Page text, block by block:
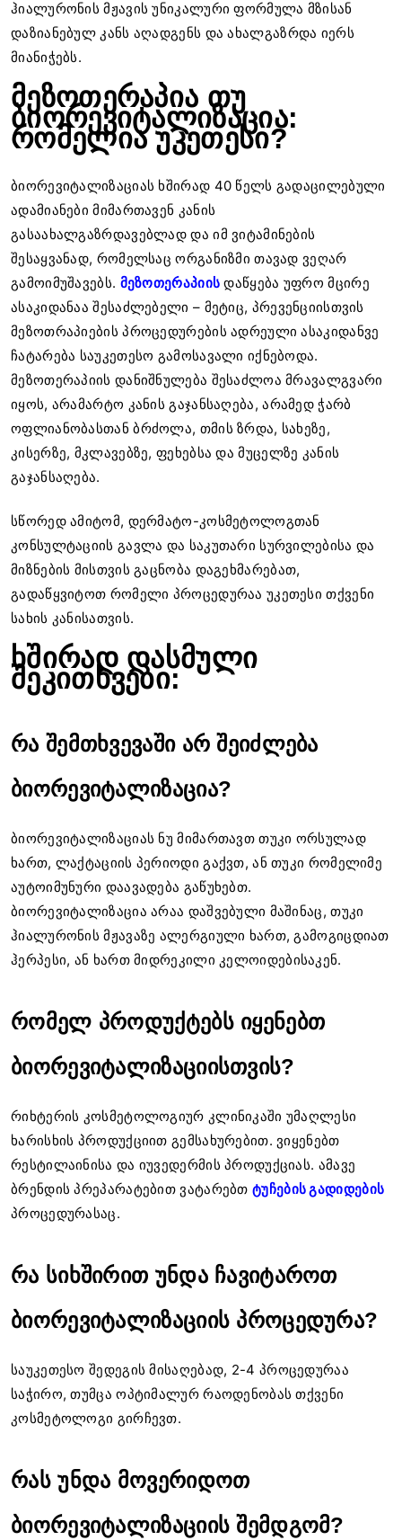
ჰიალურონის მჟავის უნიკალური ფორმულა მზისან
დაზიანებულ კანს აღადგენს და ახალგაზრდა იერს
მიანიჭებს.
მეზოთერაპია თუ
ბიორევიტალიზაცია:
რომელია უკეთესი?
ბიორევიტალიზაციას ხშირად 40 წელს გადაცილებული
ადამიანები მიმართავენ კანის
გასაახალგაზრდავებლად და იმ ვიტამინების
შესაყვანად, რომელსაც ორგანიზმი თავად ვეღარ
გამოიმუშავებს. მეზოთერაპიის დაწყება უფრო მცირე
ასაკიდანაა შესაძლებელი – მეტიც, პრევენციისთვის
მეზოთრაპიების პროცედურების ადრეული ასაკიდანვე
ჩატარება საუკეთესო გამოსავალი იქნებოდა.
მეზოთერაპიის დანიშნულება შესაძლოა მრავალგვარი
იყოს, არამარტო კანის გაჯანსაღება, არამედ ჭარბ
ოფლიანობასთან ბრძოლა, თმის ზრდა, სახეზე,
კისერზე, მკლავებზე, ფეხებსა და მუცელზე კანის
გაჯანსაღება.
სწორედ ამიტომ, დერმატო-კოსმეტოლოგთან
კონსულტაციის გავლა და საკუთარი სურვილებისა და
მიზნების მისთვის გაცნობა დაგეხმარებათ,
გადაწყვიტოთ რომელი პროცედურაა უკეთესი თქვენი
სახის კანისათვის.
ხშირად დასმული
შეკითხვები:
რა შემთხვევაში არ შეიძლება
ბიორევიტალიზაცია?
ბიორევიტალიზაციას ნუ მიმართავთ თუკი ორსულად
ხართ, ლაქტაციის პერიოდი გაქვთ, ან თუკი რომელიმე
აუტოიმუნური დაავადება გაწუხებთ.
ბიორევიტალიზაცია არაა დაშვებული მაშინაც, თუკი
ჰიალურონის მჟავაზე ალერგიული ხართ, გამოგიცდიათ
ჰერპესი, ან ხართ მიდრეკილი კელოიდებისაკენ.
რომელ პროდუქტებს იყენებთ
ბიორევიტალიზაციისთვის?
რიხტერის კოსმეტოლოგიურ კლინიკაში უმაღლესი
ხარისხის პროდუქციით გემსახურებით. ვიყენებთ
რესტილაინისა და იუვედერმის პროდუქციას. ამავე
ბრენდის პრეპარატებით ვატარებთ ტუჩების გადიდების
პროცედურასაც.
რა სიხშირით უნდა ჩავიტაროთ
ბიორევიტალიზაციის პროცედურა?
საუკეთესო შედეგის მისაღებად, 2-4 პროცედურაა
საჭირო, თუმცა ოპტიმალურ რაოდენობას თქვენი
კოსმეტოლოგი გირჩევთ.
რას უნდა მოვერიდოთ
ბიორევიტალიზაციის შემდგომ?